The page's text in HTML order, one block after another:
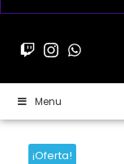
Menu
¡Oferta!